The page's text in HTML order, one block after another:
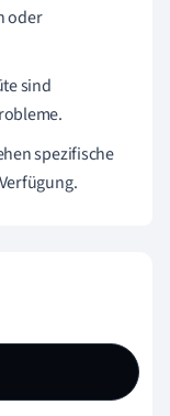
oder
sind
spezifische